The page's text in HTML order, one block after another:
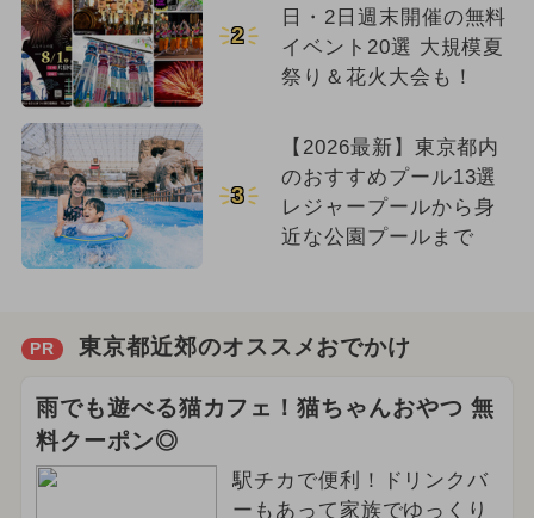
2
日・2日週末開催の無料
イベント20選 大規模夏
祭り＆花火大会も！
3
【2026最新】東京都内
のおすすめプール13選
レジャープールから身
近な公園プールまで
PR 東京都近郊のオススメおでかけ
雨でも遊べる猫カフェ！猫ちゃんおやつ 無
料クーポン◎
駅チカで便利！ドリンクバ
ーもあって家族でゆっくり